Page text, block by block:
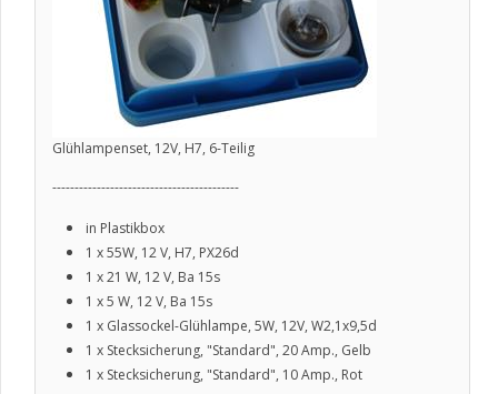
Glühlampenset, 12V, H7, 6-Teilig
------------------------------------------
in Plastikbox
1 x 55W, 12 V, H7, PX26d
1 x 21 W, 12 V, Ba 15s
1 x 5 W, 12 V, Ba 15s
1 x Glassockel-Glühlampe, 5W, 12V, W2,1x9,5d
1 x Stecksicherung, "Standard", 20 Amp., Gelb
1 x Stecksicherung, "Standard", 10 Amp., Rot